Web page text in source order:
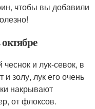
чтобы вы добавили
и лук-севок, в
золу, лук его очень
накрывают
от флоксов.